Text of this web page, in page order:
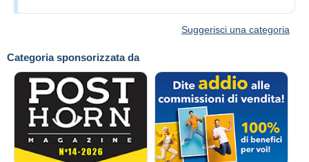
Categoria sponsorizzata da
Suggerisci una categoria